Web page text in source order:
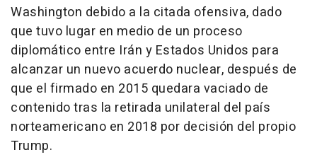
Washington debido a la citada ofensiva, dado
que tuvo lugar en medio de un proceso
diplomático entre Irán y Estados Unidos para
alcanzar un nuevo acuerdo nuclear, después de
que el firmado en 2015 quedara vaciado de
contenido tras la retirada unilateral del país
norteamericano en 2018 por decisión del propio
Trump.